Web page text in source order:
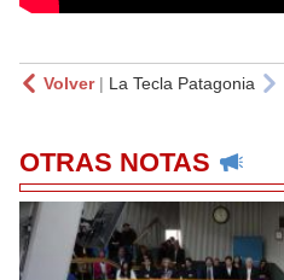
Volver| La Tecla Patagonia
OTRAS NOTAS